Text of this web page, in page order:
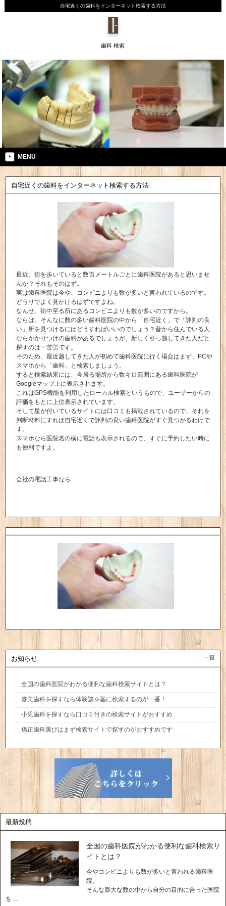
自宅近くの歯科をインターネット検索する方法
歯科 検索
MENU
自宅近くの歯科をインターネット検索する方法
最近、街を歩いていると数百メートルごとに歯科医院があると思いませ
んか？それもそのはず。
実は歯科医院は今や、コンビニよりも数が多いと言われているのです。
どうりでよく見かけるはずですよね。
なんせ、街中至る所にあるコンビニよりも数が多いのですから。
ならば、そんなに数の多い歯科医院の中から「自宅近く」で「評判の良
い」所を見つけるにはどうすればいいのでしょう？昔から住んでいる人
ならかかりつけの歯科があるでしょうが、新しく引っ越してきた人だと
探すのは一苦労です。
そのため、最近越してきた人が初めて歯科医院に行く場合はまず、PCや
スマホから「歯科」と検索しましょう。
すると検索結果には、今居る場所から数キロ範囲にある歯科医院が
Googleマップ上に表示されます。
これはGPS機能を利用したローカル検索というもので、ユーザーからの
評価をもとに上位表示されています。
そして星が付いているサイトには口コミも掲載されているので、それを
判断材料にすれば自宅近くで評判の良い歯科医院がすぐ見つかるわけで
す。
スマホなら医院名の横に電話も表示されるので、すぐに予約したい時に
も便利ですよ。
会社の電話工事なら
お知らせ 一覧
全国の歯科医院がわかる便利な歯科検索サイトとは？
審美歯科を探すなら体験談を基に検索するのが一番！
小児歯科を探すなら口コミ付きの検索サイトがおすすめ
矯正歯科選びはまず検索サイトで探すのがおすすめです
最新投稿
全国の歯科医院がわかる便利な歯科検索サ
イトとは？
今やコンビニよりも数が多いと言われる歯科医
院。
そんな膨大な数の中から自分の目的に合った医院
を …